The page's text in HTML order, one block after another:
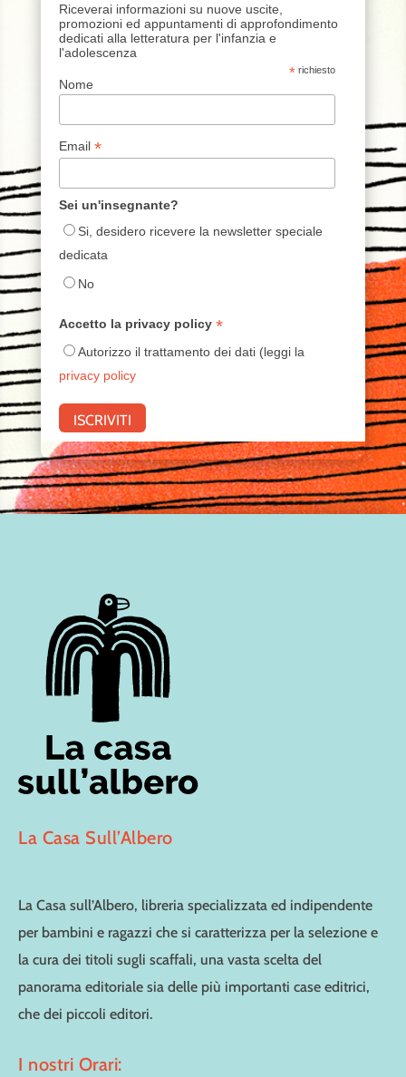
Riceverai informazioni su nuove uscite,
promozioni ed appuntamenti di approfondimento
dedicati alla letteratura per l'infanzia e
l'adolescenza
* richiesto
Nome
Email *
Sei un'insegnante?
Si, desidero ricevere la newsletter speciale
dedicata
No
Accetto la privacy policy *
Autorizzo il trattamento dei dati (leggi la
privacy policy
La Casa Sull’Albero
La Casa sull’Albero, libreria specializzata ed indipendente
per bambini e ragazzi che si caratterizza per la selezione e
la cura dei titoli sugli scaffali, una vasta scelta del
panorama editoriale sia delle più importanti case editrici,
che dei piccoli editori.
I nostri Orari: